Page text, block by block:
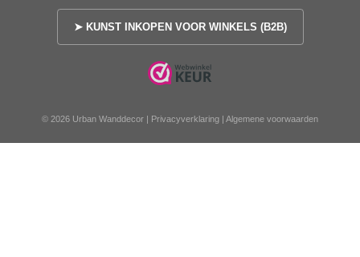
➤ KUNST INKOPEN VOOR WINKELS (B2B)
© 2026 Urban Wanddecor | Privacyverklaring | Algemene voorwaarden